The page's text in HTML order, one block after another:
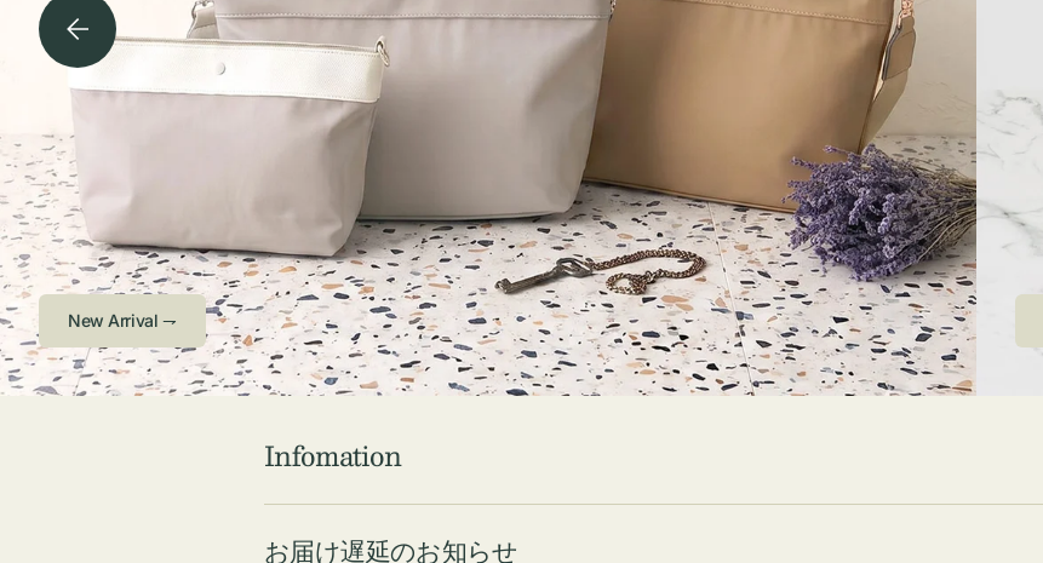
ハンドバッグ
ボストンバッグ
エコバッグ・サ
ブバッグ
扇子・ファン
ストール・ハッ
ト・グローブ
メガネ・サング
ラス・ルーペ
傘
ハンカチ・ソッ
クス
ネケース・マル
チケース他
コスメ
ジュエリーボッ
クス ・ケース
インテリア
Check ⇁
Infomation
お届け遅延のお知らせ